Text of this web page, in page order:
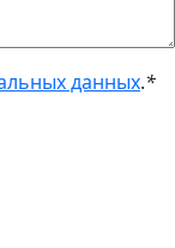
данных.*